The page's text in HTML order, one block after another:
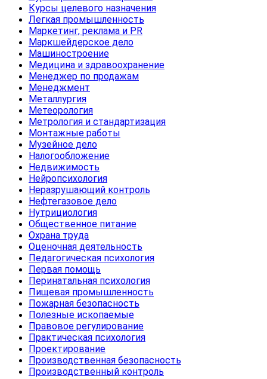
Курсы целевого назначения
Легкая промышленность
Маркетинг, реклама и PR
Маркшейдерское дело
Машиностроение
Медицина и здравоохранение
Менеджер по продажам
Менеджмент
Металлургия
Метеорология
Метрология и стандартизация
Монтажные работы
Музейное дело
Налогообложение
Недвижимость
Нейропсихология
Неразрушающий контроль
Нефтегазовое дело
Нутрициология
Общественное питание
Охрана труда
Оценочная деятельность
Педагогическая психология
Первая помощь
Перинатальная психология
Пищевая промышленность
Пожарная безопасность
Полезные ископаемые
Правовое регулирование
Практическая психология
Проектирование
Производственная безопасность
Производственный контроль